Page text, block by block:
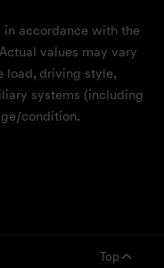
accordance with the
values may vary
load, driving style,
systems (including
condition.
Top